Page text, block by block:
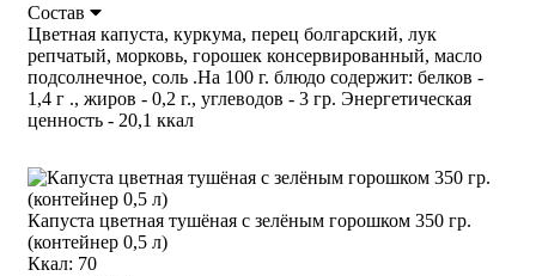
Состав
Цветная капуста, куркума, перец болгарский, лук
репчатый, морковь, горошек консервированный, масло
подсолнечное, соль .На 100 г. блюдо содержит: белков -
1,4 г ., жиров - 0,2 г., углеводов - 3 гр. Энергетическая
ценность - 20,1 ккал
Капуста цветная тушёная с зелёным горошком 350 гр.
(контейнер 0,5 л)
Ккал: 70